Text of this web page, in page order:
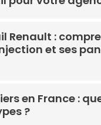
Renault :
et ses
en France :
?